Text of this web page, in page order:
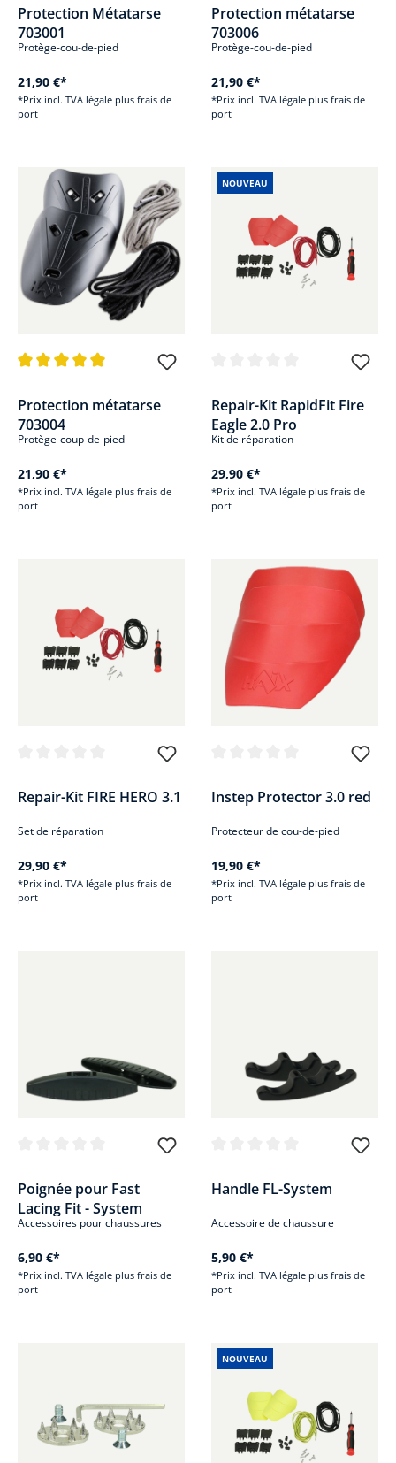
Protection Métatarse
703001
Protège-cou-de-pied
21,90 €*
*Prix incl. TVA légale plus frais de
port
Protection métatarse
703006
Protège-cou-de-pied
21,90 €*
*Prix incl. TVA légale plus frais de
port
Protection métatarse
703004
Protège-coup-de-pied
21,90 €*
*Prix incl. TVA légale plus frais de
port
NOUVEAU
Repair-Kit RapidFit Fire
Eagle 2.0 Pro
Kit de réparation
29,90 €*
*Prix incl. TVA légale plus frais de
port
Repair-Kit FIRE HERO 3.1
Set de réparation
29,90 €*
*Prix incl. TVA légale plus frais de
port
Instep Protector 3.0 red
Protecteur de cou-de-pied
19,90 €*
*Prix incl. TVA légale plus frais de
port
Poignée pour Fast
Lacing Fit - System
Accessoires pour chaussures
6,90 €*
*Prix incl. TVA légale plus frais de
port
Handle FL-System
Accessoire de chaussure
5,90 €*
*Prix incl. TVA légale plus frais de
port
NOUVEAU